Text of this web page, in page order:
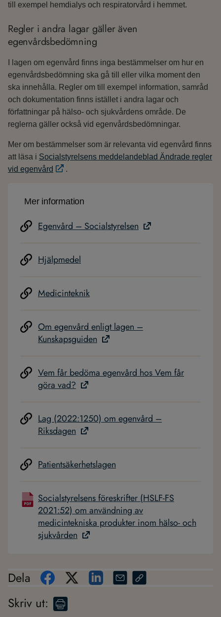
till exempel hemdialys och respiratorvård i hemmet.
Regler i andra lagar gäller även
egenvårdsbedömning
I lagen om egenvård finns inga bestämmelser om hur en
egenvårdsbedömning ska gå till eller vilka moment den
ska innehålla. Regler om till exempel information, samråd
och dokumentation finns istället i andra lagar och
författningar på hälso- och sjukvårdens område. De
reglerna gäller också vid egenvårdsbedömningar.
Mer om bestämmelser som är relevanta vid egenvård finns
att läsa i Socialstyrelsens meddelandeblad Ändrade regler
vid egenvård
.
Mer information
Egenvård – Socialstyrelsen
Hjälpmedel
Medicinteknik
Om egenvård enligt lagen –
Kunskapsguiden
Vem får bedöma egenvård hos Vem får
göra vad?
Lag (2022:1250) om egenvård –
Riksdagen
Patientsäkerhetslagen
Socialstyrelsens föreskrifter (HSLF-FS
2021:52) om användning av
medicintekniska produkter inom hälso- och
sjukvården
Dela
Skriv ut: